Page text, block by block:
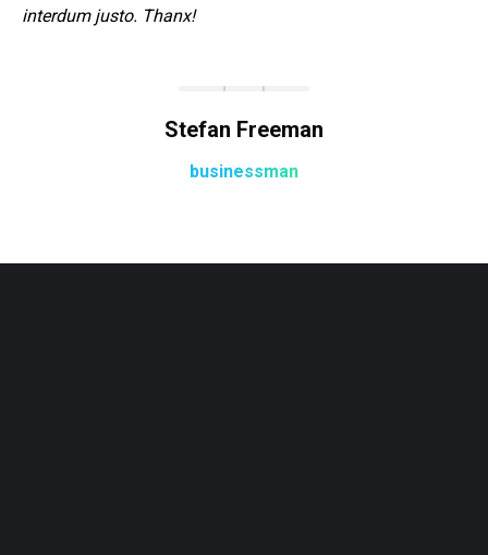
interdum justo. Thanx!
Stefan Freeman
businessman